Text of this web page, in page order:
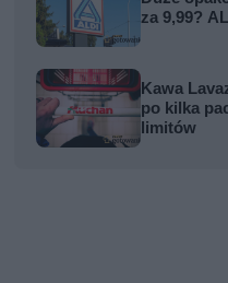
za 9,99?
Kawa
po kilka
limitów